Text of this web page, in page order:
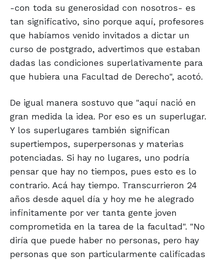
-con toda su generosidad con nosotros- es
tan significativo, sino porque aquí, profesores
que habíamos venido invitados a dictar un
curso de postgrado, advertimos que estaban
dadas las condiciones superlativamente para
que hubiera una Facultad de Derecho", acotó.
De igual manera sostuvo que "aquí nació en
gran medida la idea. Por eso es un superlugar.
Y los superlugares también significan
supertiempos, superpersonas y materias
potenciadas. Si hay no lugares, uno podría
pensar que hay no tiempos, pues esto es lo
contrario. Acá hay tiempo. Transcurrieron 24
años desde aquel día y hoy me he alegrado
infinitamente por ver tanta gente joven
comprometida en la tarea de la facultad". "No
diría que puede haber no personas, pero hay
personas que son particularmente calificadas